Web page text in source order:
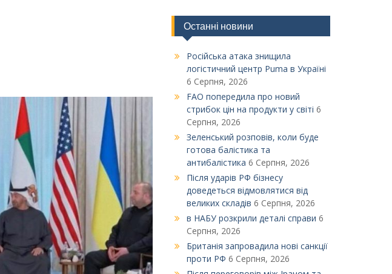
Останні новини
Російська атака знищила
логістичний центр Puma в Україні
6 Серпня, 2026
FAO попередила про новий
стрибок цін на продукти у світі 6
Серпня, 2026
Зеленський розповів, коли буде
готова балістика та
антибалістика 6 Серпня, 2026
Після ударів РФ бізнесу
доведеться відмовлятися від
великих складів 6 Серпня, 2026
в НАБУ розкрили деталі справи 6
Серпня, 2026
Британія запровадила нові санкції
проти РФ 6 Серпня, 2026